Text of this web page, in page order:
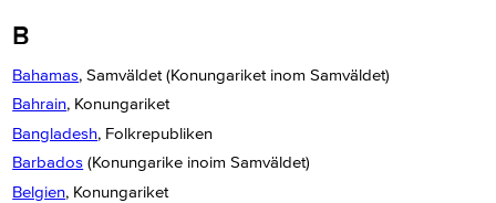
B
Bahamas, Samväldet (Konungariket inom Samväldet)
Bahrain, Konungariket
Bangladesh, Folkrepubliken
Barbados (Konungarike inoim Samväldet)
Belgien, Konungariket